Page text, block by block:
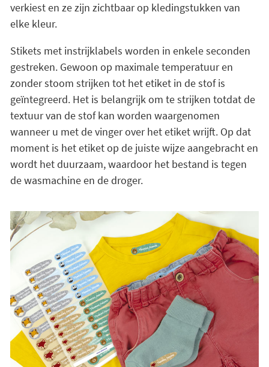
verkiest en ze zijn zichtbaar op kledingstukken van
elke kleur.
Stikets met instrijklabels worden in enkele seconden
gestreken. Gewoon op maximale temperatuur en
zonder stoom strijken tot het etiket in de stof is
geïntegreerd. Het is belangrijk om te strijken totdat de
textuur van de stof kan worden waargenomen
wanneer u met de vinger over het etiket wrijft. Op dat
moment is het etiket op de juiste wijze aangebracht en
wordt het duurzaam, waardoor het bestand is tegen
de wasmachine en de droger.